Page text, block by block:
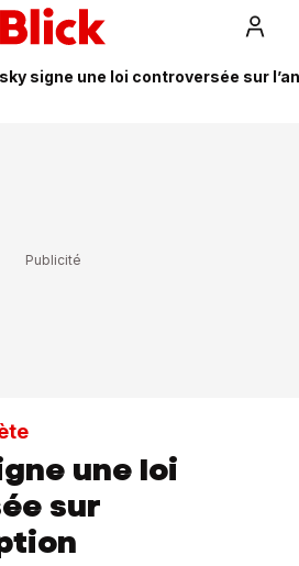
signe une loi controversée sur
une loi
sur